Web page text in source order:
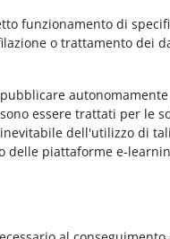
funzionamento di
o trattamento dei
essere trattati per le
dell'utilizzo di
delle piattaforme e-